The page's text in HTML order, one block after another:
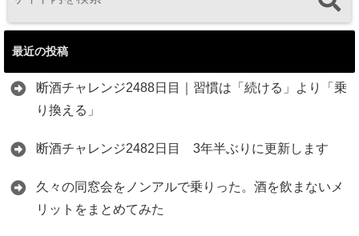
最近の投稿
断酒チャレンジ2488日目｜習慣は「続ける」より「乗
り換える」
断酒チャレンジ2482日目 3年半ぶりに更新します
久々の同窓会をノンアルで乗りった。酒を飲まないメ
リットをまとめてみた